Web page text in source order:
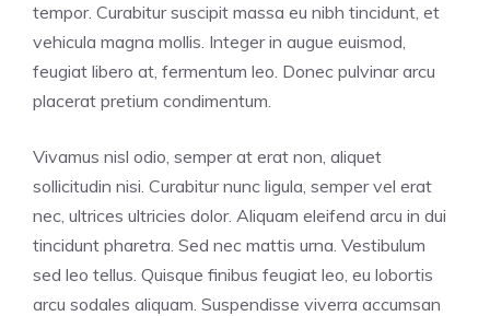
tempor. Curabitur suscipit massa eu nibh tincidunt, et
vehicula magna mollis. Integer in augue euismod,
feugiat libero at, fermentum leo. Donec pulvinar arcu
placerat pretium condimentum.
Vivamus nisl odio, semper at erat non, aliquet
sollicitudin nisi. Curabitur nunc ligula, semper vel erat
nec, ultrices ultricies dolor. Aliquam eleifend arcu in dui
tincidunt pharetra. Sed nec mattis urna. Vestibulum
sed leo tellus. Quisque finibus feugiat leo, eu lobortis
arcu sodales aliquam. Suspendisse viverra accumsan